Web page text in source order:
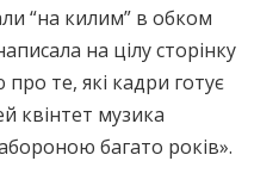
“на килим” в обком
на цілу сторінку
те, які кадри готує
квінтет музика
багато років».